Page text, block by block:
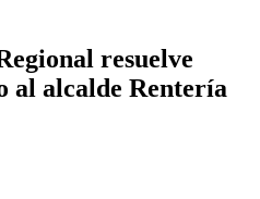
resuelve
al alcalde Rentería